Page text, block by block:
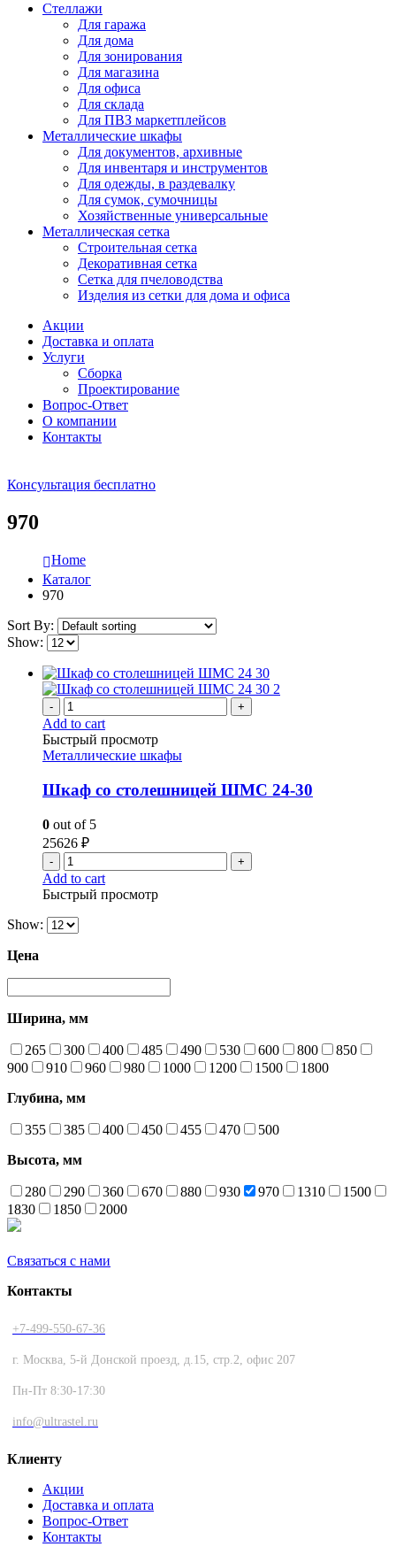
Стеллажи
Для гаража
Для дома
Для зонирования
Для магазина
Для офиса
Для склада
Для ПВЗ маркетплейсов
Металлические шкафы
Для документов, архивные
Для инвентаря и инструментов
Для одежды, в раздевалку
Для сумок, сумочницы
Хозяйственные универсальные
Металлическая сетка
Строительная сетка
Декоративная сетка
Сетка для пчеловодства
Изделия из сетки для дома и офиса
Акции
Доставка и оплата
Услуги
Сборка
Проектирование
Вопрос-Ответ
О компании
Контакты
Консультация бесплатно
970
Home
Каталог
970
Sort By:
Show:
- +
Add to cart
Быстрый просмотр
Металлические шкафы
Шкаф со столешницей ШМС 24-30
0 out of 5
25626 ₽
- +
Add to cart
Быстрый просмотр
Show:
Цена
Ширина, мм
265 300 400 485 490 530 600 800
850
900
910 960 980 1000 1200 1500
1800
Глубина, мм
355 385 400 450 455 470
500
Высота, мм
280 290 360 670 880 930 970 1310
1500
1830
1850 2000
Связаться с нами
Контакты
+7-499-550-67-36
г. Москва, 5-й Донской проезд, д.15, стр.2, офис 207
Пн-Пт 8:30-17:30
info@ultrastel.ru
Клиенту
Акции
Доставка и оплата
Вопрос-Ответ
Контакты